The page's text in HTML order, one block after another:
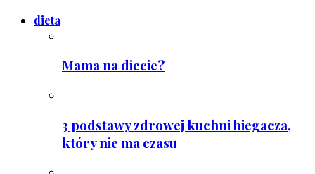
dieta
Mama na diecie?
3 podstawy zdrowej kuchni biegacza,
który nie ma czasu